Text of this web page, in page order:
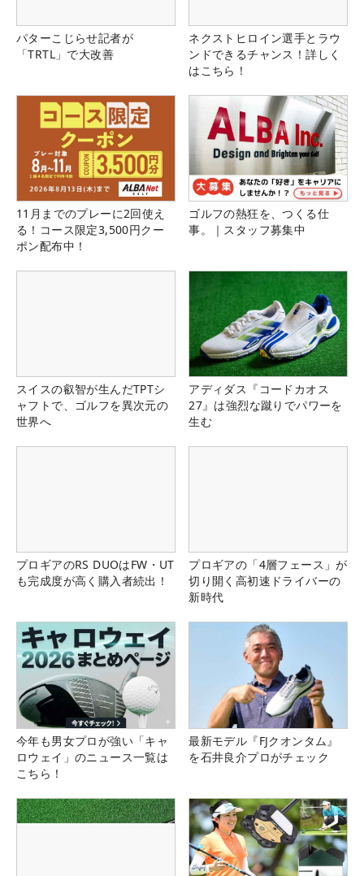
パターこじらせ記者が
「TRTL」で大改善
ネクストヒロイン選手とラウ
ンドできるチャンス！詳しく
はこちら！
11月までのプレーに2回使え
る！コース限定3,500円クー
ポン配布中！
ゴルフの熱狂を、つくる仕
事。｜スタッフ募集中
スイスの叡智が生んだTPTシ
ャフトで、ゴルフを異次元の
世界へ
アディダス『コードカオス
27』は強烈な蹴りでパワーを
生む
プロギアのRS DUOはFW・UT
も完成度が高く購入者続出！
プロギアの「4層フェース」が
切り開く高初速ドライバーの
新時代
今年も男女プロが強い「キャ
ロウェイ」のニュース一覧は
こちら！
最新モデル『FJクオンタム』
を石井良介プロがチェック